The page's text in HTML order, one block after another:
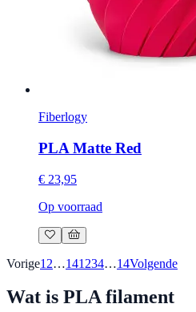
Fiberlogy
PLA Matte Red
€ 23,95
Op voorraad
Vorige1 2…141 234…14Volgende
Wat is PLA filament